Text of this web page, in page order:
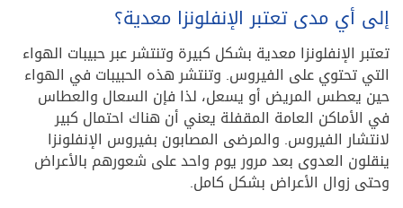
إلى أي مدى تعتبر الإنفلونزا معدية؟
تعتبر الإنفلونزا معدية بشكل كبيرة وتنتشر عبر حبيبات الهواء
التي تحتوي على الفيروس. وتنتشر هذه الحبيبات في الهواء
حين يعطس المريض أو يسعل، لذا فإن السعال والعطاس
في الأماكن العامة المقفلة يعني أن هناك احتمال كبير
لانتشار الفيروس. والمرضى المصابون بفيروس الإنفلونزا
ينقلون العدوى بعد مرور يوم واحد على شعورهم بالأعراض
وحتى زوال الأعراض بشكل كامل.